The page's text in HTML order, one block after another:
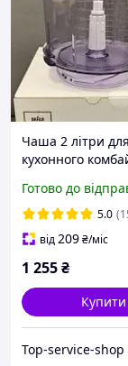
Чаша 2 літри для
кухонного
K650 Type 3202
(7322010204)
Готово до
5.0
від209₴/міс
1 255₴
Купити
Top-service-shop